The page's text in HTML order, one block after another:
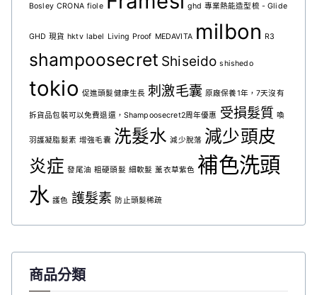
Bosley CRONA fiole ghd 專業熱能造型梳 - Glide
GHD 現貨 hktv label Living Proof MEDAVITA milbon R3
shampoosecret Shiseido shishedo
tokio 促進頭髮健康生長 刺激毛囊 原廠保養1年，7天沒有
拆貨品包裝可以免費退還，Shampoosecret2周年優惠 受損髮質 喚
羽護凝脂髮素 增強毛囊 洗髮水 減少脫落 減少頭皮
炎症 發尾油 粗硬頭髮 細軟髮 薰衣草紫色 補色洗頭
水 護色 護髮素 防止頭髮稀疏
商品分類